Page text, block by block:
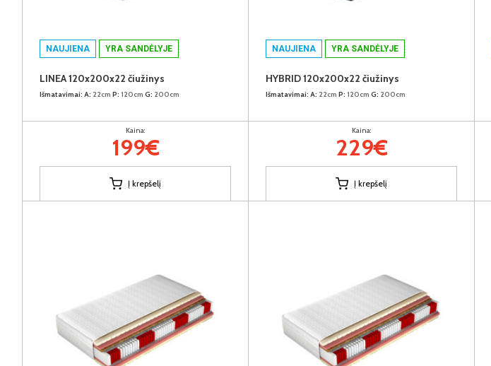
NAUJIENA YRA SANDĖLYJE
LINEA 120x200x22 čiužinys
Išmatavimai: A: 22cm P: 120cm G: 200cm
Kaina:
199€
Į krepšelį
NAUJIENA YRA SANDĖLYJE
HYBRID 120x200x22 čiužinys
Išmatavimai: A: 22cm P: 120cm G: 200cm
Kaina:
229€
Į krepšelį